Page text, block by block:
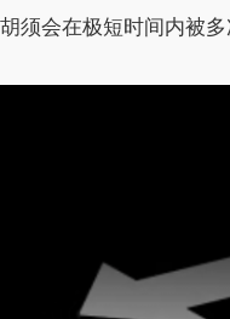
胡须会在极短时间内被